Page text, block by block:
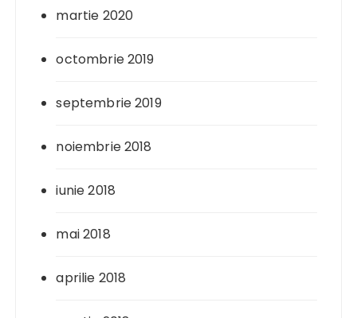
martie 2020
octombrie 2019
septembrie 2019
noiembrie 2018
iunie 2018
mai 2018
aprilie 2018